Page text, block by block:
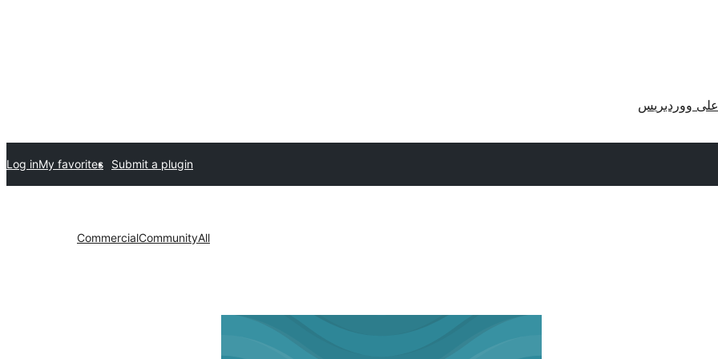
ووردبريس
Submit a plugin
My favorites
Log in
All
Community
Commercial